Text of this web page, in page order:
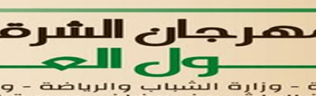
في مدينة العاشر من رمضان القوائم
لوحه التحكم
اتصل بنا